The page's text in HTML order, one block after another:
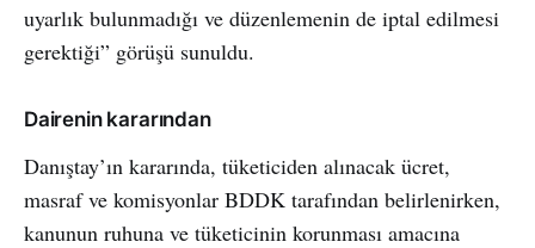
uyarlık bulunmadığı ve düzenlemenin de iptal edilmesi
gerektiği” görüşü sunuldu.
Dairenin kararından
Danıştay’ın kararında, tüketiciden alınacak ücret,
masraf ve komisyonlar BDDK tarafından belirlenirken,
kanunun ruhuna ve tüketicinin korunması amacına